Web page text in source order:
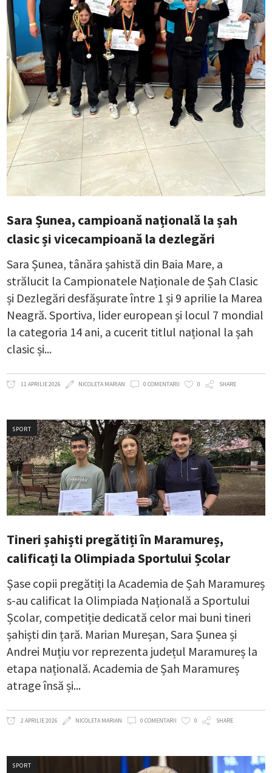
Sara Șunea, campioană națională la șah
clasic și vicecampioană la dezlegări
Sara Șunea, tânăra șahistă din Baia Mare, a
strălucit la Campionatele Naționale de Șah Clasic
și Dezlegări desfășurate între 1 și 9 aprilie la Marea
Neagră. Sportiva, lider european și locul 7 mondial
la categoria 14 ani, a cucerit titlul național la șah
clasic și
11 APRILIE 2026 NICOLETA MARIAN 0 COMENTARII 0 SHARE
SPORT
Tineri șahiști pregătiți în Maramureș,
calificați la Olimpiada Sportului Școlar
Șase copii pregătiți la Academia de Șah Maramureș
s-au calificat la Olimpiada Națională a Sportului
Școlar, competiție dedicată celor mai buni tineri
șahiști din țară. Marian Mureșan, Sara Șunea și
Andrei Muțiu vor reprezenta județul Maramureș la
etapa națională. Academia de Șah Maramureș
atrage însă și
2 APRILIE 2026 NICOLETA MARIAN 0 COMENTARII 0 SHARE
SPORT